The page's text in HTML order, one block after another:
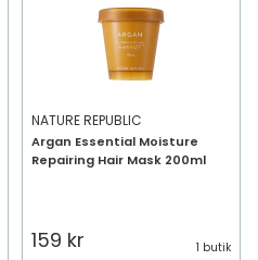
NATURE REPUBLIC
Argan Essential Moisture
Repairing Hair Mask 200ml
159 kr 1 butik